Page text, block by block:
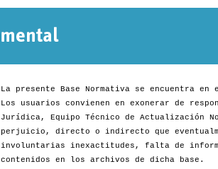
La presente Base Normativa se encuentra
Los usuarios convienen en exonerar de
Jurídica, Equipo Técnico de Actualización
perjuicio, directo o indirecto que
involuntarias inexactitudes, falta de
contenidos en los archivos de dicha base.